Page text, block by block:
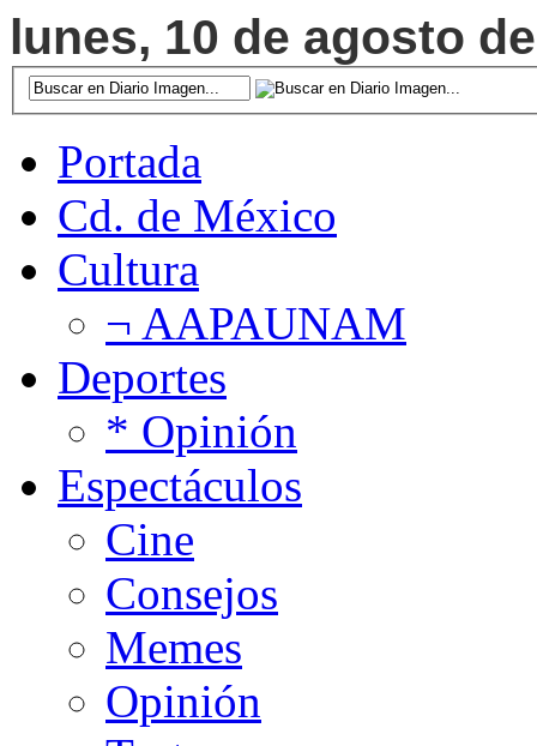
lunes, 10 de agosto
Portada
Cd. de México
Cultura
¬ AAPAUNAM
Deportes
* Opinión
Espectáculos
Cine
Consejos
Memes
Opinión